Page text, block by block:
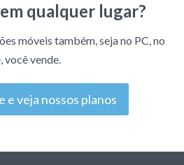
qualquer lugar?
móveis também, seja no PC, no
você vende.
e veja nossos planos